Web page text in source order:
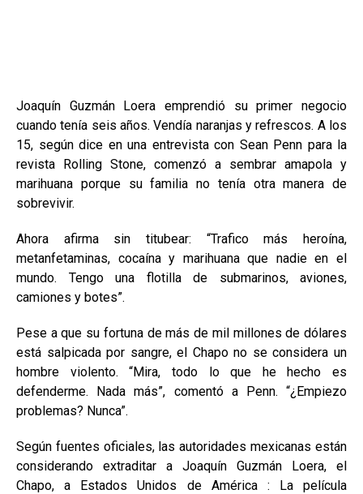
Joaquín Guzmán Loera emprendió su primer negocio
cuando tenía seis años. Vendía naranjas y refrescos. A los
15, según dice en una entrevista con Sean Penn para la
revista Rolling Stone, comenzó a sembrar amapola y
marihuana porque su familia no tenía otra manera de
sobrevivir.
Ahora afirma sin titubear: “Trafico más heroína,
metanfetaminas, cocaína y marihuana que nadie en el
mundo. Tengo una flotilla de submarinos, aviones,
camiones y botes”.
Pese a que su fortuna de más de mil millones de dólares
está salpicada por sangre, el Chapo no se considera un
hombre violento. “Mira, todo lo que he hecho es
defenderme. Nada más”, comentó a Penn. “¿Empiezo
problemas? Nunca”.
Según fuentes oficiales, las autoridades mexicanas están
considerando extraditar a Joaquín Guzmán Loera, el
Chapo, a Estados Unidos de América : La película